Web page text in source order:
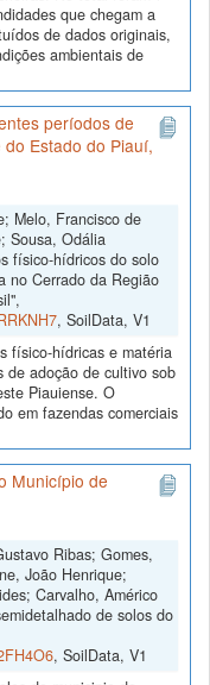
que chegam a
de dados originais,
ambientais de
períodos de
Estado do Piauí,
Melo, Francisco de
Sousa, Odália
físico-hídricos do solo
no Cerrado da Região
, SoilData, V1
físico-hídricas e matéria
de adoção de cultivo sob
Piauiense. O
em fazendas comerciais
Município de
Ribas; Gomes,
João Henrique;
Carvalho, Américo
de solos do
, SoilData, V1